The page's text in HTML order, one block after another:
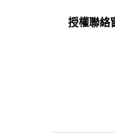
授權聯絡